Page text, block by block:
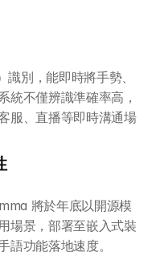
別，能即時將手勢、
統不僅辨識準確率高，
服、直播等即時溝通場
將於年底以開源模
場景，部署至嵌入式裝
語功能落地速度。